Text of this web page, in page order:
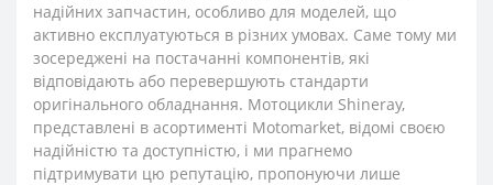
надійних запчастин, особливо для моделей, що
активно експлуатуються в різних умовах. Саме тому ми
зосереджені на постачанні компонентів, які
відповідають або перевершують стандарти
оригінального обладнання. Мотоцикли Shineray,
представлені в асортименті Motomarket, відомі своєю
надійністю та доступністю, і ми прагнемо
підтримувати цю репутацію, пропонуючи лише